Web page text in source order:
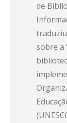
de
sobre a